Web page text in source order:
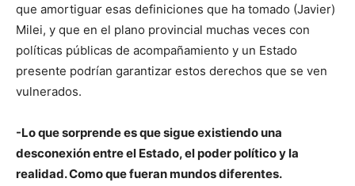
que amortiguar esas definiciones que ha tomado (Javier)
Milei, y que en el plano provincial muchas veces con
políticas públicas de acompañamiento y un Estado
presente podrían garantizar estos derechos que se ven
vulnerados.
-Lo que sorprende es que sigue existiendo una
desconexión entre el Estado, el poder político y la
realidad. Como que fueran mundos diferentes.